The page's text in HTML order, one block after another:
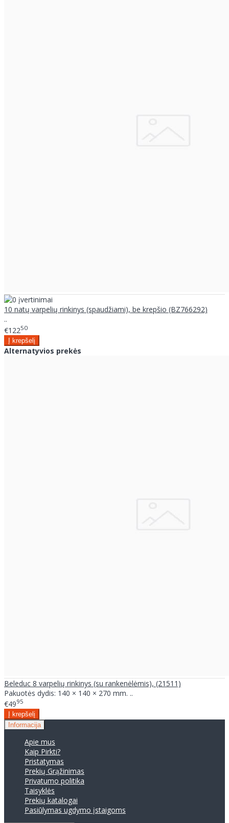
10 natų varpelių rinkinys (spaudžiami), be krepšio (BZ766292)
..
€12250
Alternatyvios prekės
Beleduc 8 varpelių rinkinys (su rankenėlėmis), (21511)
Pakuotės dydis: 140 × 140 × 270 mm. ..
€4995
Informacija
Apie mus
Kaip Pirkti?
Pristatymas
Prekių Grąžinimas
Privatumo politika
Taisyklės
Prekių katalogai
Pasiūlymas ugdymo įstaigoms